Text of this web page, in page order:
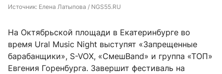
Источник: Елена Латыпова / NGS55.RU
На Октябрьской площади в Екатеринбурге во
время Ural Music Night выступят «Запрещенные
барабанщики», S-VOX, «СмешBand» и группа «ТОП»
Евгения Горенбурга. Завершит фестиваль на